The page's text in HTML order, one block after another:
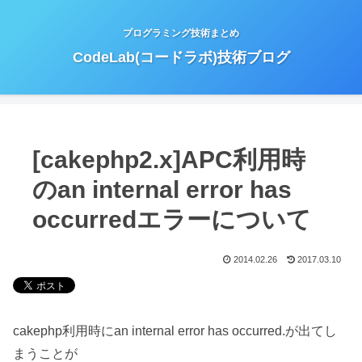
プログラミング技術まとめ
CodeLab(コードラボ)技術ブログ
[cakephp2.x]APC利用時
のan internal error has
occurredエラーについて
2014.02.26 2017.03.10
cakephp利用時にan internal error has occurred.が出てし
まうことが